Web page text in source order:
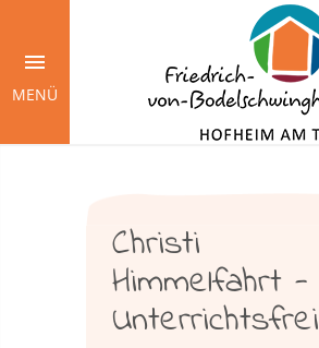
Inhalt
MENÜ
Christi
Himmelfahrt -
Unterrichtsfrei